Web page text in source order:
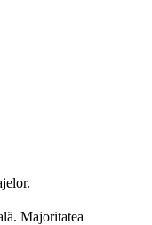
Majoritatea